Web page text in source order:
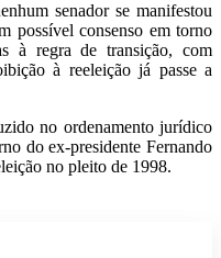
senador se manifestou
possível consenso em torno
à regra detransição, com
à reeleição já passe a
no ordenamento jurídico
do ex-presidente Fernando
no pleito de 1998.